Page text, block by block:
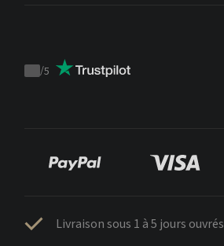
Trustpilot
/5
Livraison sous 1 à 5 jours ouvrés